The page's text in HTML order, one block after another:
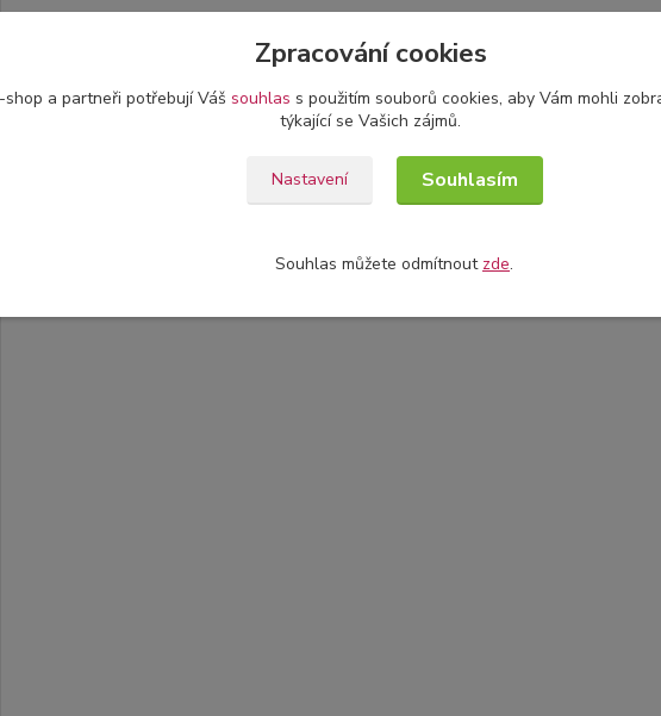
Zpracování cookies
shop a partneři potřebují Váš souhlas s použitím souborů cookies, aby Vám mohli
týkající se Vašich zájmů.
Nastavení Souhlasím
Souhlas můžete odmítnout zde.